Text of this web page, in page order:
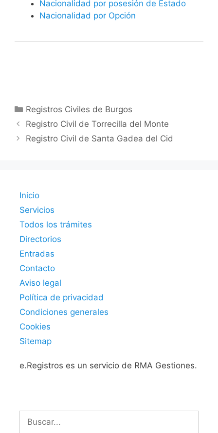
Nacionalidad por posesión de Estado
Nacionalidad por Opción
Categorías
Registros Civiles de Burgos
Registro Civil de Torrecilla del Monte
Registro Civil de Santa Gadea del Cid
Inicio
Servicios
Todos los trámites
Directorios
Entradas
Contacto
Aviso legal
Política de privacidad
Condiciones generales
Cookies
Sitemap
e.Registros es un servicio de RMA Gestiones.
Buscar: